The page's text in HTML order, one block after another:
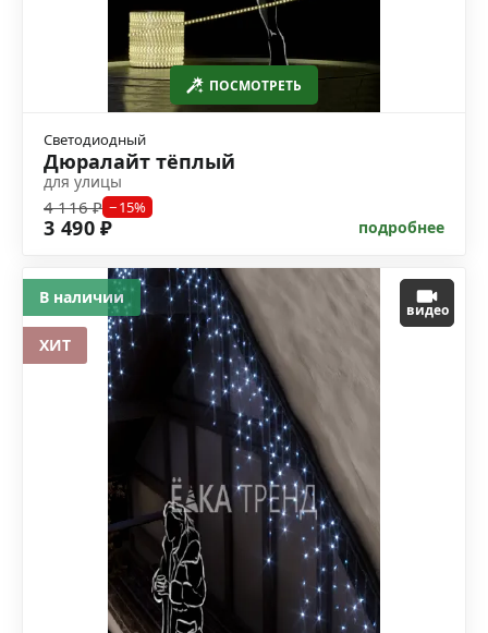
ПОСМОТРЕТЬ
Светодиодный
Дюралайт тёплый
для улицы
4 116 ₽ −15%
3 490 ₽ подробнее
видео
В наличии
ХИТ